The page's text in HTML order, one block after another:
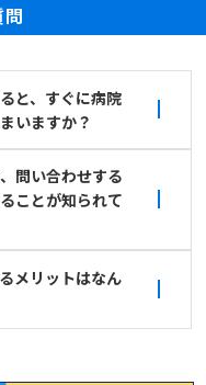
と、すぐに病院
いますか？
問い合わせする
ことが知られて
メリットはなん